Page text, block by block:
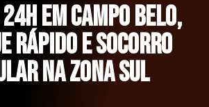
EM CAMPO BELO,
RÁPIDO E SOCORRO
NA ZONA SUL